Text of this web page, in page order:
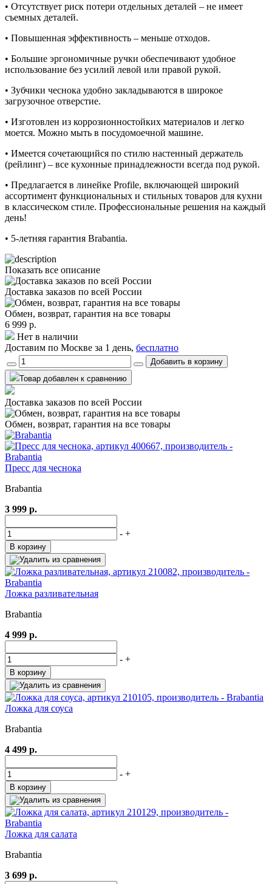
• Отсутствует риск потери отдельных деталей – не имеет
съемных деталей.
• Повышенная эффективность – меньше отходов.
• Большие эргономичные ручки обеспечивают удобное
использование без усилий левой или правой рукой.
• Зубчики чеснока удобно закладываются в широкое
загрузочное отверстие.
• Изготовлен из коррозионностойких материалов и легко
моется. Можно мыть в посудомоечной машине.
• Имеется сочетающийся по стилю настенный держатель
(рейлинг) – все кухонные принадлежности всегда под рукой.
• Предлагается в линейке Profile, включающей широкий
ассортимент функциональных и стильных товаров для кухни
в классическом стиле. Профессиональные решения на каждый
день!
• 5-летняя гарантия Brabantia.
Показать все описание
Доставка заказов по всей России
Обмен, возврат, гарантия на все товары
6 999 р.
Нет в наличии
Доставим по Москве за 1 день, бесплатно
Добавить в корзину
Товар добавлен к сравнению
Доставка заказов по всей России
Обмен, возврат, гарантия на все товары
Пресс для чеснока
Brabantia
3 999 р.
- +
В корзину
Ложка разливательная
Brabantia
4 999 р.
- +
В корзину
Ложка для соуса
Brabantia
4 499 р.
- +
В корзину
Ложка для салата
Brabantia
3 699 р.